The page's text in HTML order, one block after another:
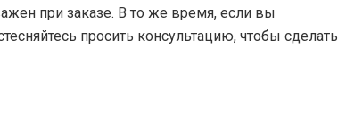
при заказе. В то же время, если вы
просить консультацию, чтобы сделать